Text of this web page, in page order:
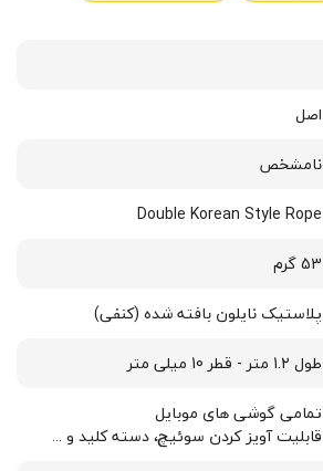
اصل
نامشخص
Double Korean Style Rope
53 گرم
پلاستیک نایلون بافته شده (کنفی)
طول 1.2 متر - قطر 10 میلی متر
تمامی گوشی های موبایل
قابلیت آویز کردن سوئیچ، دسته کلید و ...